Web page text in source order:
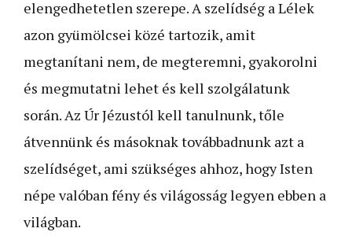
elengedhetetlen szerepe. A szelídség a Lélek
azon gyümölcsei közé tartozik, amit
megtanítani nem, de megteremni, gyakorolni
és megmutatni lehet és kell szolgálatunk
során. Az Úr Jézustól kell tanulnunk, tőle
átvennünk és másoknak továbbadnunk azt a
szelídséget, ami szükséges ahhoz, hogy Isten
népe valóban fény és világosság legyen ebben a
világban.